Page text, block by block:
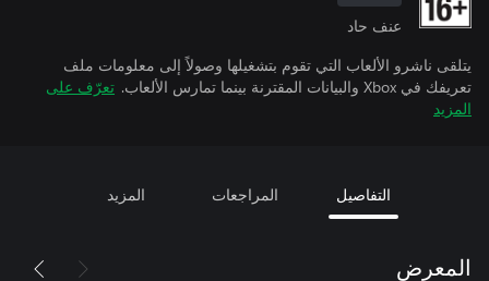
عنف حاد
يتلقى ناشرو الألعاب التي تقوم بتشغيلها وصولاً إلى معلومات ملف
تعريفك في Xbox والبيانات المقترنة بينما تمارس الألعاب.
تعرّف على
المزيد
التفاصيل المراجعات المزيد
المعرض